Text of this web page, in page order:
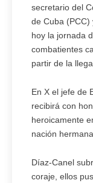
secretario del
de Cuba
hoy la jornada
combatientes
partir de la
En X el jefe de
recibirá con
heroicamente
nación hermana.
Díaz-Canel
coraje, ellos